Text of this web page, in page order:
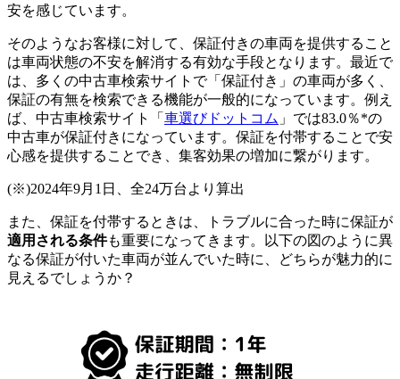
安を感じています。
そのようなお客様に対して、保証付きの車両を提供すること
は車両状態の不安を解消する有効な手段となります。最近で
は、多くの中古車検索サイトで「保証付き」の車両が多く、
保証の有無を検索できる機能が一般的になっています。例え
ば、中古車検索サイト「 車選びドットコム 」では83.0％*の
中古車が保証付きになっています。保証を付帯することで安
心感を提供することでき、集客効果の増加に繋がります。
(※)2024年9月1日、全24万台より算出
また、保証を付帯するときは、トラブルに合った時に保証が
適用される条件も重要になってきます。以下の図のように異
なる保証が付いた車両が並んでいた時に、どちらが魅力的に
見えるでしょうか？